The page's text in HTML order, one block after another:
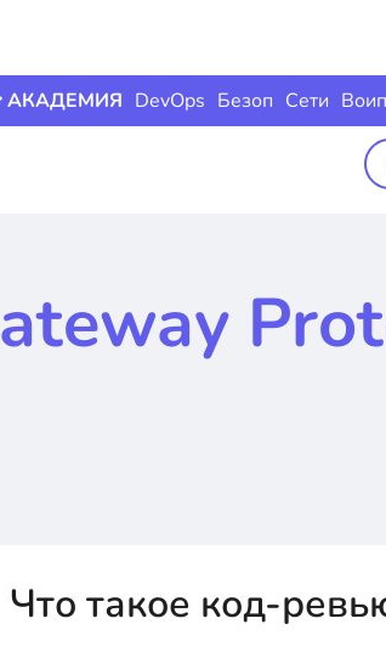
АКАДЕМИЯ DevOps Безоп Сети Воип
Что такое код-